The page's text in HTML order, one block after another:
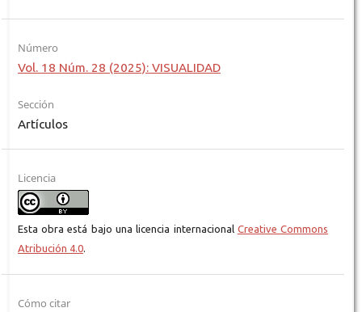
Número
Vol. 18 Núm. 28 (2025): VISUALIDAD
Sección
Artículos
Licencia
Esta obra está bajo una licencia internacional Creative Commons
Atribución 4.0.
Cómo citar